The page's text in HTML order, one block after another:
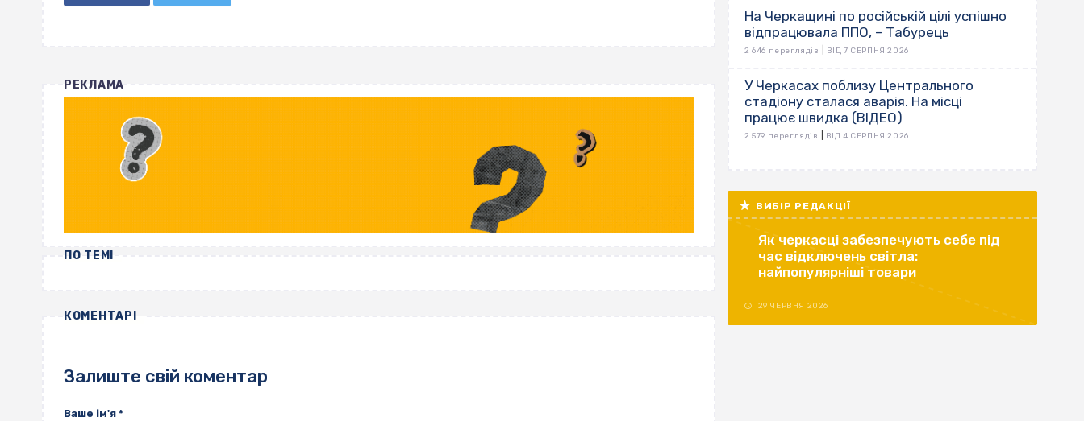
РЕКЛАМА
ПО ТЕМІ
КОМЕНТАРІ
Залиште свій коментар
Ваше ім'я *
На Черкащині по російській цілі успішно
відпрацювала ППО, – Табурець
2 646 переглядів ВІД 7 СЕРПНЯ 2026
У Черкасах поблизу Центрального
стадіону сталася аварія. На місці
працює швидка (ВІДЕО)
2 579 переглядів ВІД 4 СЕРПНЯ 2026
ВИБІР РЕДАКЦІЇ
Як черкасці забезпечують себе під
час відключень світла:
найпопулярніші товари
29 ЧЕРВНЯ 2026